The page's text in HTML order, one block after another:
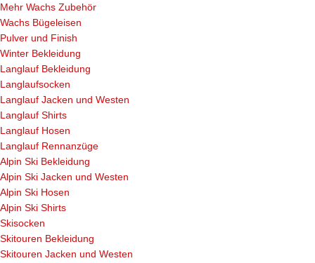
Mehr Wachs Zubehör
Wachs Bügeleisen
Pulver und Finish
Winter Bekleidung
Langlauf Bekleidung
Langlaufsocken
Langlauf Jacken und Westen
Langlauf Shirts
Langlauf Hosen
Langlauf Rennanzüge
Alpin Ski Bekleidung
Alpin Ski Jacken und Westen
Alpin Ski Hosen
Alpin Ski Shirts
Skisocken
Skitouren Bekleidung
Skitouren Jacken und Westen